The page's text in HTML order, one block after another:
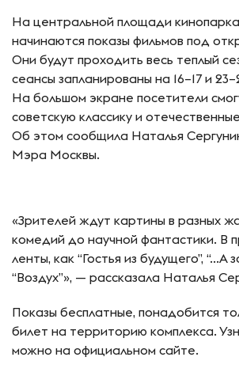
На центральной площади
начинаются показы фильмов под
Они будут проходить весь теплый
сеансы запланированы на 16–17 и
На большом экране посетители
советскую классику и
Об этом сообщила Наталья
Мэра Москвы.
«Зрителей ждут картины в разных
комедий до научной фантастики. В
ленты, как “Гостья из будущего”, “…А
“Воздух”», — рассказала Наталья
Показы бесплатные, понадобится
билет на территорию комплекса.
можно на официальном сайте.